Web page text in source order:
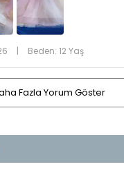
| Beden: 12 Yaş
Fazla Yorum Göster